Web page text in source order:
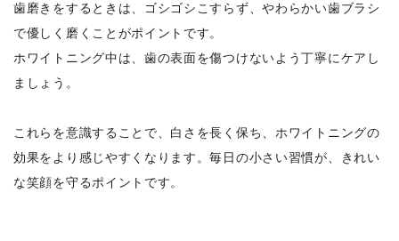
歯磨きをするときは、ゴシゴシこすらず、やわらかい歯ブラシ
で優しく磨くことがポイントです。
ホワイトニング中は、歯の表面を傷つけないよう丁寧にケアし
ましょう。
これらを意識することで、白さを長く保ち、ホワイトニングの
効果をより感じやすくなります。毎日の小さい習慣が、きれい
な笑顔を守るポイントです。